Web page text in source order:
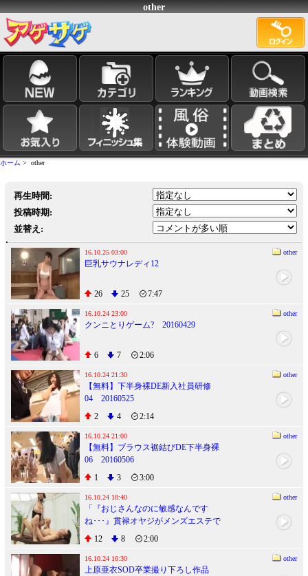
other
ホーム > other
再生時間:
投稿時期:
並替え:
16.10.25 03:00 other
巨乳サウナレディ12
26 25 7:47
16.10.24 23:00 other
クンニとりゲーム? 20160429
6 7 2:06
16.10.24 21:30 other
【無料】下半身裸DE新入社員研修
04 20160525
2
4 2:14
16.10.24 21:00 other
【無料】ブラウス裾結びDE下半身裸
06 20160506
1
3 3:00
16.10.24 10:40 other
「『おじさんなのに敏感なんです
ね･･･』貫禄オヤジがメンズエステで
勃起しながら童貞のように感じまく
ったらおねえさん店員が可愛いギャ
ップに発情（ハート）熟年チ◯ポを
ゆっくり握りしめてきた」ＶＯＬ.1
12 8 2:00
16.10.24 10:30 other
上原亜衣SOD卒業撮り下ろし作品